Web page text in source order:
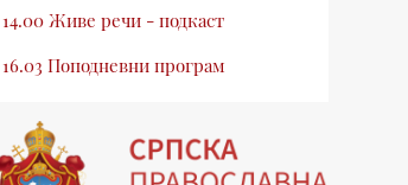
14.00 Живе речи - подкаст
16.03 Поподневни програм
19.03 Млади у Цркви